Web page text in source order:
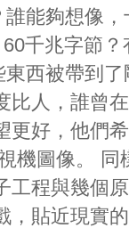
能夠想像
千兆字節
西被帶到
比人，誰曾
更好，他們
機圖像。
工程與幾個
，貼近現實